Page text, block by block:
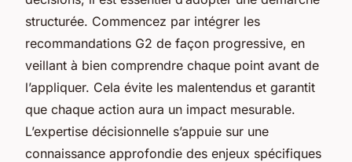
structurée. Commencez par intégrer les
recommandations G2 de façon progressive, en
veillant à bien comprendre chaque point avant de
l’appliquer. Cela évite les malentendus et garantit
que chaque action aura un impact mesurable.
L’expertise décisionnelle s’appuie sur une
connaissance approfondie des enjeux spécifiques